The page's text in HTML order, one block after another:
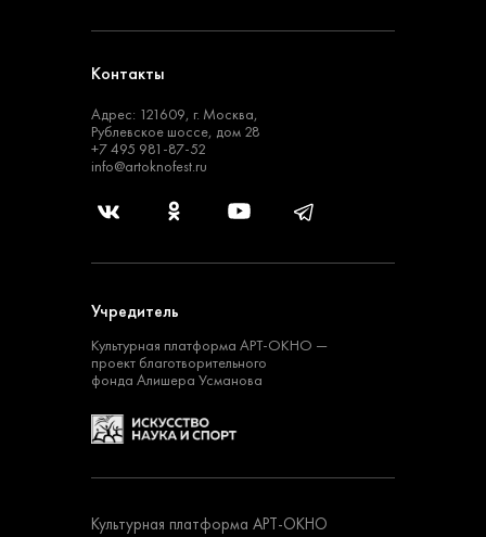
Контакты
Адрес: 121609, г. Москва,
Рублевское шоссе, дом 28
+7 495 981-87-52
info@artoknofest.ru
Учредитель
Культурная платформа АРТ-ОКНО —
проект благотворительного
фонда Алишера Усманова
Культурная платформа АРТ-ОКНО